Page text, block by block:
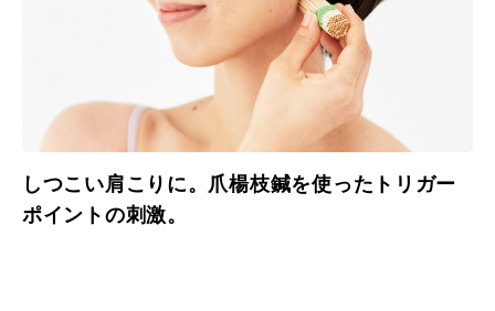
しつこい肩こりに。爪楊枝鍼を使ったトリガー
ポイントの刺激。